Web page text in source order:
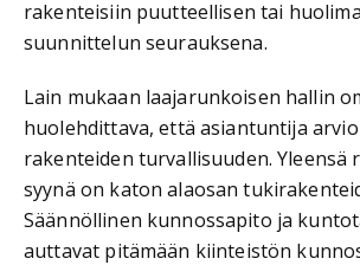
rakenteisiin puutteellisen tai
suunnittelun seurauksena.
Lain mukaan laajarunkoisen hallin
huolehdittava, että asiantuntija
rakenteiden turvallisuuden. Yleensä
syynä on katon alaosan
Säännöllinen kunnossapito ja
auttavat pitämään kiinteistön